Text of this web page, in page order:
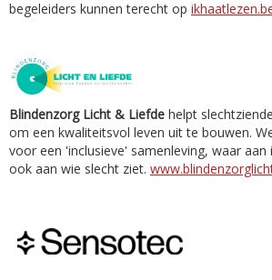
begeleiders kunnen terecht op
Blindenzorg Licht & Liefde helpt
om een kwaliteitsvol leven uit te bouwen.
voor een 'inclusieve' samenleving, waar aan
ook aan wie slecht ziet.